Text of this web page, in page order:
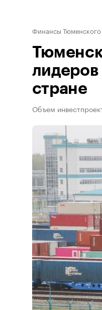
Финансы Тюменского
лидеров
стране
Объем